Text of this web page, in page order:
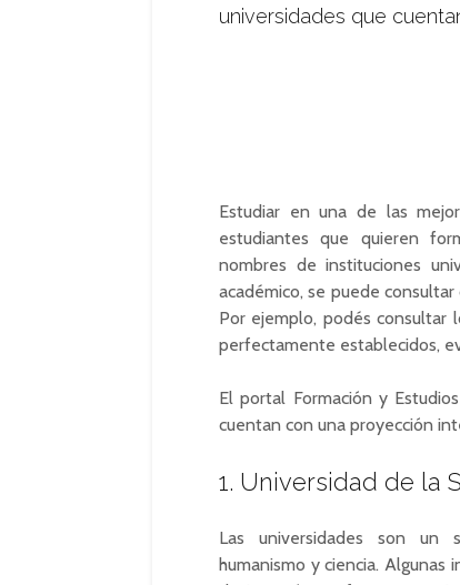
universidades que
Estudiar en una de las
estudiantes que quieren
nombres de instituciones
académico, se puede
Por ejemplo, podés consultar
perfectamente establecidos,
El portal Formación y
cuentan con una proyección
1. Universidad de la
Las universidades son un
humanismo y ciencia. Algunas